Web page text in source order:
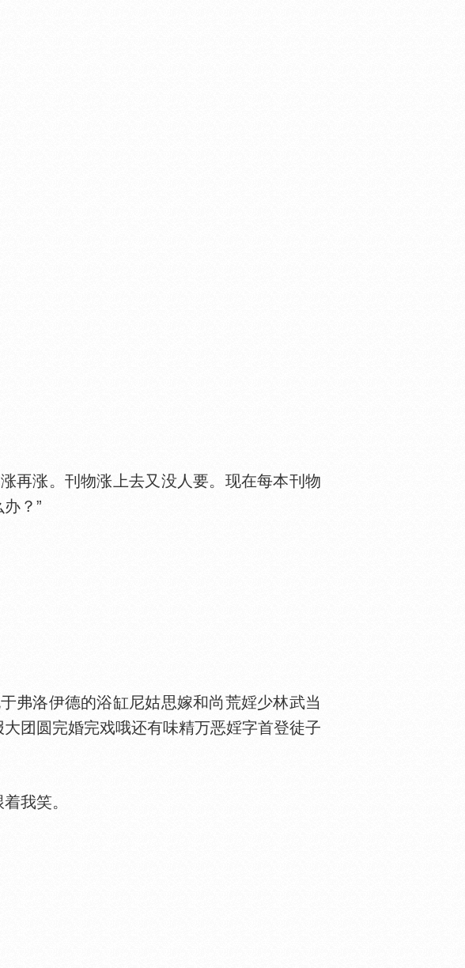
再涨。刊物涨上去又没人要。现在每本刊物
？”
洛伊德的浴缸尼姑思嫁和尚荒婬少林武当
团圆完婚完戏哦还有味精万恶婬字首登徒子
我笑。